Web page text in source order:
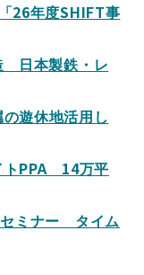
26年度SHIFT事
日本製鉄・レ
遊休地活用し
トPPA 14万平
セミナー タイム